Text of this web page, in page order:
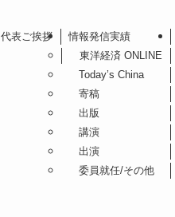
代表ご挨拶
情報発信実績
東洋経済 ONLINE
Today’s China
寄稿
出版
講演
出演
委員就任/その他